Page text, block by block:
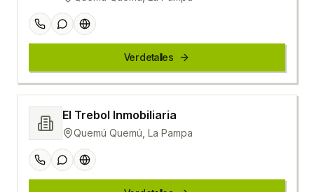
Ver detalles
El Trebol Inmobiliaria
Quemú Quemú, La Pampa